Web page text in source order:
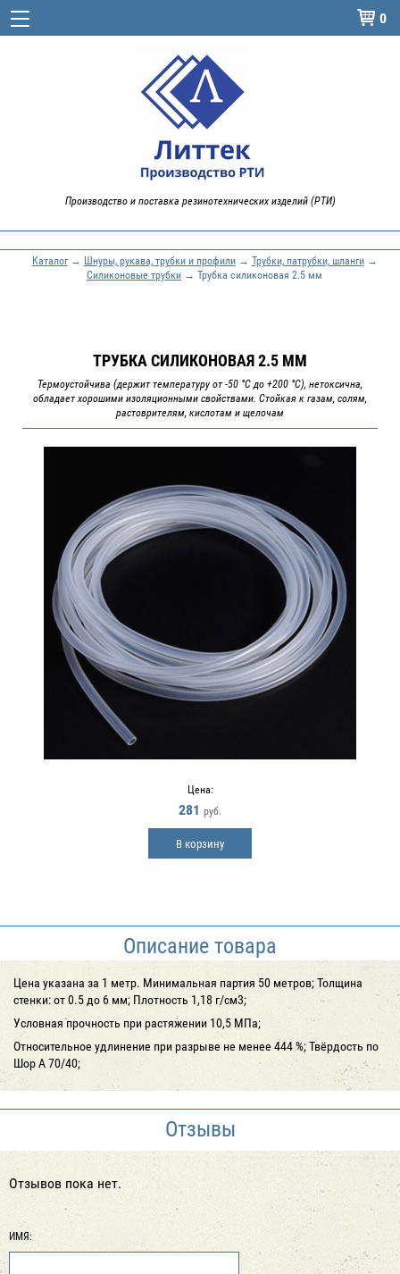
 0
Производство и поставка резинотехнических изделий (РТИ)
Каталог→ Шнуры, рукава, трубки и профили→ Трубки, патрубки, шланги→
Силиконовые трубки → Трубка силиконовая 2.5 мм
ТРУБКА СИЛИКОНОВАЯ 2.5 ММ
Термоустойчива (держит температуру от -50 °С до +200 °С), нетоксична,
обладает хорошими изоляционными свойствами. Стойкая к газам, солям,
растоврителям, кислотам и щелочам
Цена:
281 руб.
В корзину
Описание товара
Цена указана за 1 метр. Минимальная партия 50 метров; Толщина
стенки: от 0.5 до 6 мм; Плотность 1,18 г/см3;
Условная прочность при растяжении 10,5 МПа;
Относительное удлинение при разрыве не менее 444 %; Твёрдость по
Шор А 70/40;
Отзывы
Отзывов пока нет.
ИМЯ: